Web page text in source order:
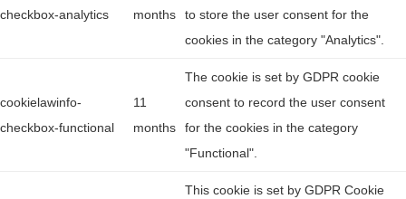
checkbox-analytics
months
to store the user consent for the
cookies in the category "Analytics".
cookielawinfo-
checkbox-functional
11
months
The cookie is set by GDPR cookie
consent to record the user consent
for the cookies in the category
"Functional".
This cookie is set by GDPR Cookie